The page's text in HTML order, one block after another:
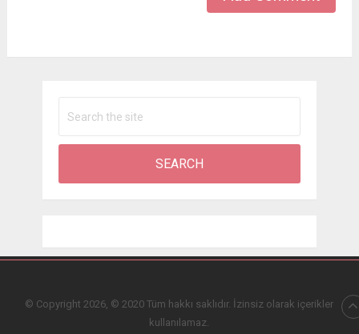
© Copyright 2026, © 2020 Tüm hakkı saklıdır. İzinsiz olarak içerikler
kullanılamaz.